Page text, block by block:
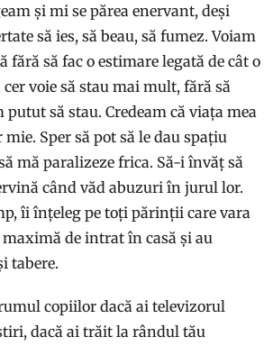
și mi se părea enervant, deși
să ies, să beau, să fumez. Voiam
fără să fac o estimare legată de cât o
cer voie să stau mai mult, fără să
să stau. Credeam că viața mea
Sper să pot să le dau spațiu
mă paralizeze frica. Să-i învăț să
când văd abuzuri în jurul lor.
îi înțeleg pe toți părinții care vara
maximă de intrat în casă și au
tabere.
copiilor dacă ai televizorul
dacă ai trăit la rândul tău